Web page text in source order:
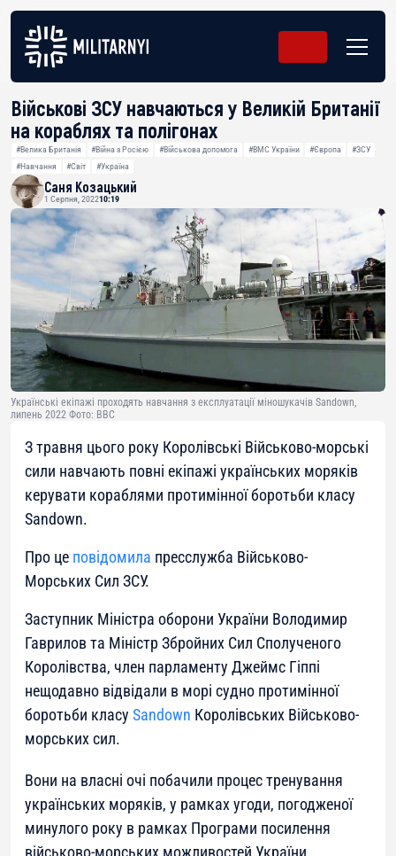
Військові ЗСУ навчаються у Великій Британії
на кораблях та полігонах
#Велика Британія #Війна з Росією #Військова допомога #ВМС України #Європа
#ЗСУ
#Навчання
#Світ #Україна
Саня Козацький
1 Серпня, 202210:19
Українські екіпажі проходять навчання з експлуатації міношукачів Sandown,
липень 2022 Фото: BBC
З травня цього року Королівські Військово-морські
сили навчають повні екіпажі українських моряків
керувати кораблями протимінної боротьби класу
Sandown.
Про це повідомила пресслужба Військово-
Морських Сил ЗСУ.
Заступник Міністра оборони України Володимир
Гаврилов та Міністр Збройних Сил Сполученого
Королівства, член парламенту Джеймс Гіппі
нещодавно відвідали в морі судно протимінної
боротьби класу Sandown Королівських Військово-
морських сил.
Вони на власні очі побачили процес тренування
українських моряків, у рамках угоди, погодженої
минулого року в рамках Програми посилення